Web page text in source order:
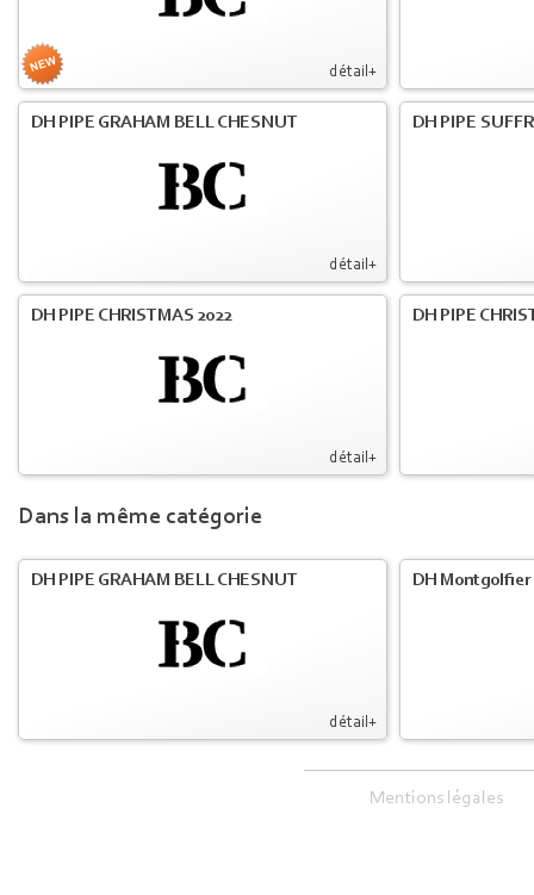
détail+
détail+
DH PIPE GRAHAM BELL CHESNUT DH PIPE
détail+
DH PIPE CHRISTMAS 2022 DH PIPE
Dans la même catégorie
détail+
DH PIPE GRAHAM BELL CHESNUT DH Montgolfier
Mentions légales